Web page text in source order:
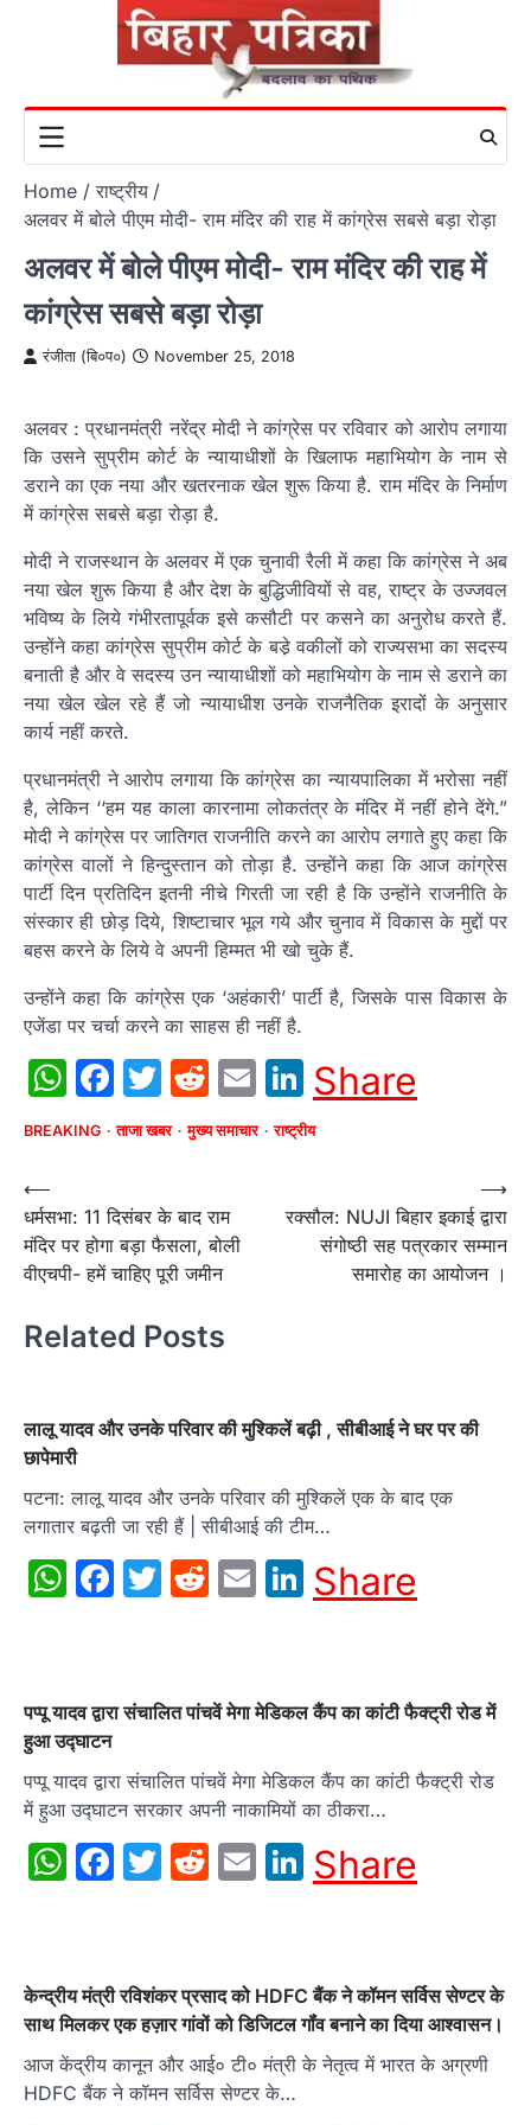
Home
राष्ट्रीय
अलवर में बोले पीएम मोदी- राम मंदिर की राह में कांग्रेस सबसे बड़ा रोड़ा
अलवर में बोले पीएम मोदी- राम मंदिर की राह में
कांग्रेस सबसे बड़ा रोड़ा
रंजीता (बि०प०) November 25, 2018
अलवर : प्रधानमंत्री नरेंद्र मोदी ने कांग्रेस पर रविवार को आरोप लगाया
कि उसने सुप्रीम कोर्ट के न्यायाधीशों के खिलाफ महाभियोग के नाम से
डराने का एक नया और खतरनाक खेल शुरू किया है. राम मंदिर के निर्माण
में कांग्रेस सबसे बड़ा रोड़ा है.
मोदी ने राजस्थान के अलवर में एक चुनावी रैली में कहा कि कांग्रेस ने अब
नया खेल शुरू किया है और देश के बुद्धिजीवियों से वह, राष्ट्र के उज्जवल
भविष्य के लिये गंभीरतापूर्वक इसे कसौटी पर कसने का अनुरोध करते हैं.
उन्होंने कहा कांग्रेस सुप्रीम कोर्ट के बडे़ वकीलों को राज्यसभा का सदस्य
बनाती है और वे सदस्य उन न्यायाधीशों को महाभियोग के नाम से डराने का
नया खेल खेल रहे हैं जो न्यायाधीश उनके राजनैतिक इरादों के अनुसार
कार्य नहीं करते.
प्रधानमंत्री ने आरोप लगाया कि कांग्रेस का न्यायपालिका में भरोसा नहीं
है, लेकिन ‘‘हम यह काला कारनामा लोकतंत्र के मंदिर में नहीं होने देंगे.”
मोदी ने कांग्रेस पर जातिगत राजनीति करने का आरोप लगाते हुए कहा कि
कांग्रेस वालों ने हिन्दुस्तान को तोड़ा है. उन्होंने कहा कि आज कांग्रेस
पार्टी दिन प्रतिदिन इतनी नीचे गिरती जा रही है कि उन्होंने राजनीति के
संस्कार ही छोड़ दिये, शिष्टाचार भूल गये और चुनाव में विकास के मुद्दों पर
बहस करने के लिये वे अपनी हिम्मत भी खो चुके हैं.
उन्होंने कहा कि कांग्रेस एक ‘अहंकारी’ पार्टी है, जिसके पास विकास के
एजेंडा पर चर्चा करने का साहस ही नहीं है.
WhatsApp
Facebook
Twitter
Reddit
EmailLinkedIn
Share
BREAKING ताजा खबर मुख्य समाचार राष्ट्रीय
Post
navigation
⟵
धर्मसभा: 11 दिसंबर के बाद राम
मंदिर पर होगा बड़ा फैसला, बोली
वीएचपी- हमें चाहिए पूरी जमीन
रक्सौल: NUJI बिहार इकाई द्वारा
संगोष्ठी सह पत्रकार सम्मान
समारोह का आयोजन ।
⟶
Related Posts
लालू यादव और उनके परिवार की मुश्किलें बढ़ी , सीबीआई ने घर पर की
छापेमारी
पटना: लालू यादव और उनके परिवार की मुश्किलें एक के बाद एक
लगातार बढ़ती जा रही हैं | सीबीआई की टीम…
WhatsApp
Facebook
Twitter
Reddit
EmailLinkedIn
Share
पप्पू यादव द्वारा संचालित पांचवें मेगा मेडिकल कैंप का कांटी फैक्ट्री रोड में
हुआ उद्घाटन
पप्पू यादव द्वारा संचालित पांचवें मेगा मेडिकल कैंप का कांटी फैक्ट्री रोड
में हुआ उद्घाटन सरकार अपनी नाकामियों का ठीकरा…
WhatsApp
Facebook
Twitter
Reddit
EmailLinkedIn
Share
केन्द्रीय मंत्री रविशंकर प्रसाद को HDFC बैंक ने कॉमन सर्विस सेण्टर के
साथ मिलकर एक हज़ार गांवों को डिजिटल गॉंव बनाने का दिया आश्वासन।
आज केंद्रीय कानून और आई० टी० मंत्री के नेतृत्व में भारत के अग्रणी
HDFC बैंक ने कॉमन सर्विस सेण्टर के…